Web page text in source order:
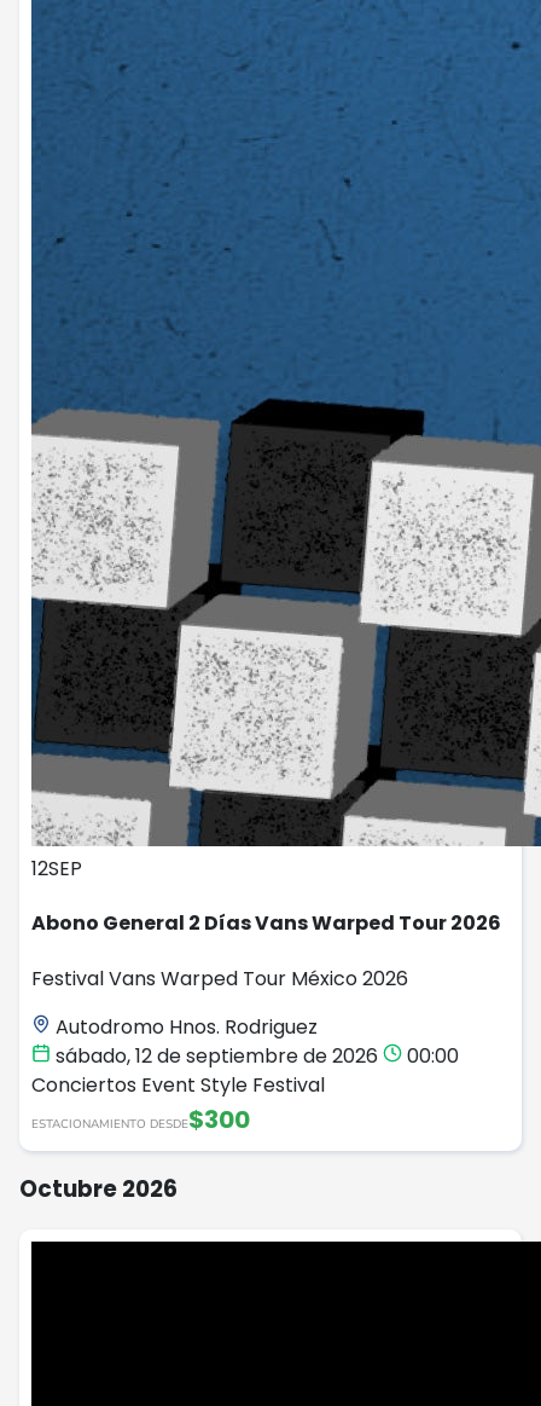
12SEP
Abono General 2 Días Vans Warped Tour 2026
Festival Vans Warped Tour México 2026
Autodromo Hnos. Rodriguez
sábado, 12 de septiembre de 2026
00:00
Conciertos Event Style Festival
ESTACIONAMIENTO DESDE$300
Octubre 2026